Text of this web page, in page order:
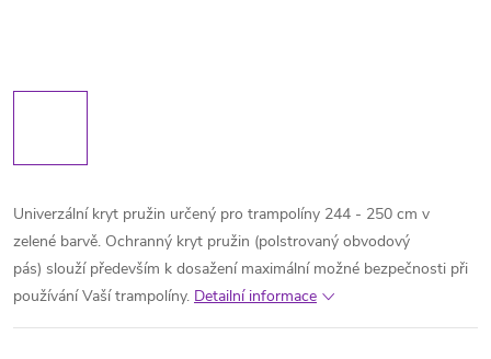
Univerzální kryt pružin určený pro trampolíny 244 - 250 cm v
zelené barvě. Ochranný kryt pružin (polstrovaný obvodový
pás) slouží především k dosažení maximální možné bezpečnosti při
používání Vaší trampolíny. Detailní informace